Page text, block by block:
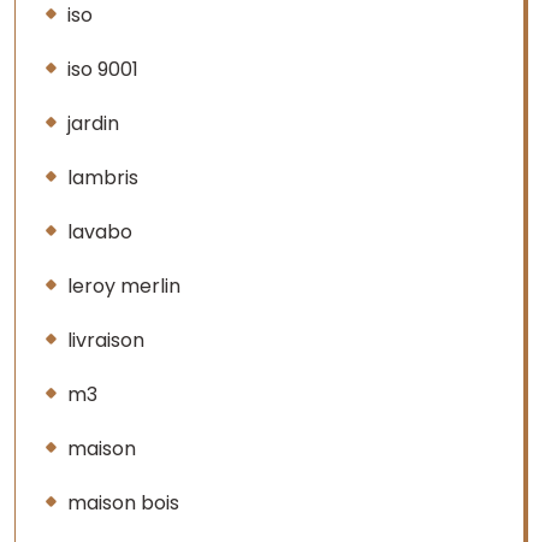
iso
iso 9001
jardin
lambris
lavabo
leroy merlin
livraison
m3
maison
maison bois